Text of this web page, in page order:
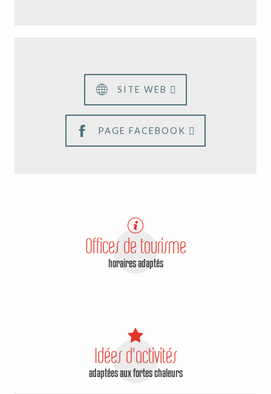
médiévale de Crozant
SITE WEB
PAGE FACEBOOK
Offices de tourisme
horaires adaptés
Idées d'activités
adaptées aux fortes chaleurs